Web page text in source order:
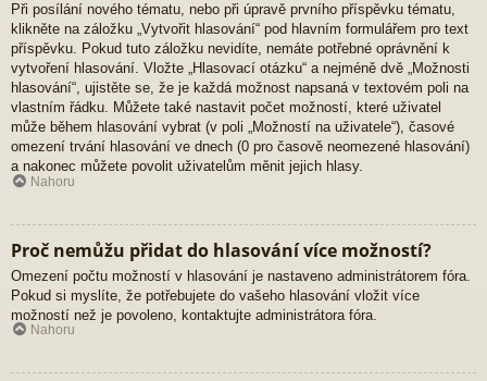
Při posílání nového tématu, nebo při úpravě prvního příspěvku tématu,
klikněte na záložku „Vytvořit hlasování“ pod hlavním formulářem pro text
příspěvku. Pokud tuto záložku nevidíte, nemáte potřebné oprávnění k
vytvoření hlasování. Vložte „Hlasovací otázku“ a nejméně dvě „Možnosti
hlasování“, ujistěte se, že je každá možnost napsaná v textovém poli na
vlastním řádku. Můžete také nastavit počet možností, které uživatel
může během hlasování vybrat (v poli „Možností na uživatele“), časové
omezení trvání hlasování ve dnech (0 pro časově neomezené hlasování)
a nakonec můžete povolit uživatelům měnit jejich hlasy.
Nahoru
Proč nemůžu přidat do hlasování více možností?
Omezení počtu možností v hlasování je nastaveno administrátorem fóra.
Pokud si myslíte, že potřebujete do vašeho hlasování vložit více
možností než je povoleno, kontaktujte administrátora fóra.
Nahoru